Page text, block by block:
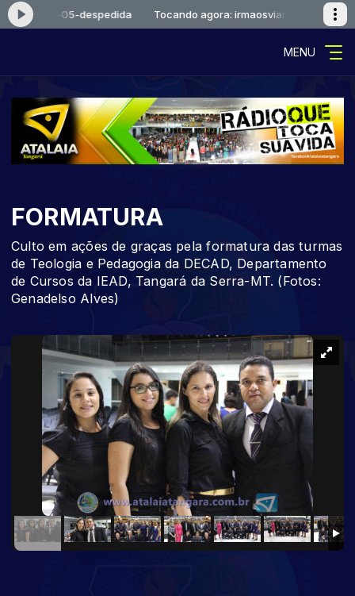
05-despedida Tocando agora: irmaosviana-05-
MENU
FORMATURA
Culto em ações de graças pela formatura das turmas
de Teologia e Pedagogia da DECAD, Departamento
de Cursos da IEAD, Tangará da Serra-MT. (Fotos:
Genadelso Alves)